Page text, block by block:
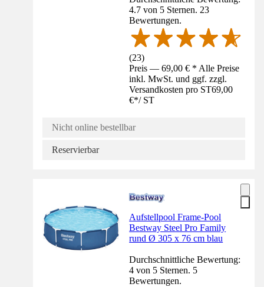
4.7 von 5 Sternen. 23
Bewertungen.
(23)
Preis — 69,00 € * Alle Preise
inkl. MwSt. und ggf. zzgl.
Versandkosten pro ST69,00
€*/ ST
Nicht online bestellbar
Reservierbar
Aufstellpool Frame-Pool
Bestway Steel Pro Family
rund Ø 305 x 76 cm blau
Durchschnittliche Bewertung:
4 von 5 Sternen. 5
Bewertungen.